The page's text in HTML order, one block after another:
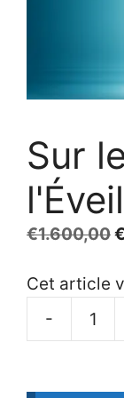
Sur
l'Éveil
€1.600,00€
Cet article
-